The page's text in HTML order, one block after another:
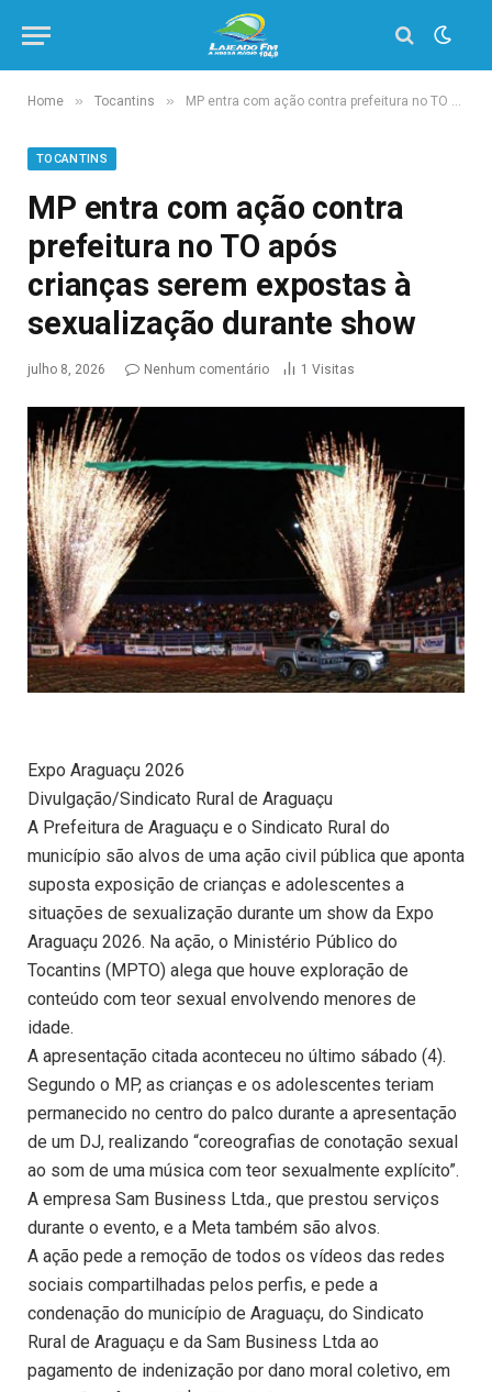
Home » Tocantins » MP entra com ação contra prefeitura no TO após crianças serem expostas à sexualização durante show
TOCANTINS
MP entra com ação contra
prefeitura no TO após
crianças serem expostas à
sexualização durante show
julho 8, 2026 Nenhum comentário 1 Visitas
Expo Araguaçu 2026
Divulgação/Sindicato Rural de Araguaçu
A Prefeitura de Araguaçu e o Sindicato Rural do
município são alvos de uma ação civil pública que aponta
suposta exposição de crianças e adolescentes a
situações de sexualização durante um show da Expo
Araguaçu 2026. Na ação, o Ministério Público do
Tocantins (MPTO) alega que houve exploração de
conteúdo com teor sexual envolvendo menores de
idade.
A apresentação citada aconteceu no último sábado (4).
Segundo o MP, as crianças e os adolescentes teriam
permanecido no centro do palco durante a apresentação
de um DJ, realizando “coreografias de conotação sexual
ao som de uma música com teor sexualmente explícito”.
A empresa Sam Business Ltda., que prestou serviços
durante o evento, e a Meta também são alvos.
A ação pede a remoção de todos os vídeos das redes
sociais compartilhadas pelos perfis, e pede a
condenação do município de Araguaçu, do Sindicato
Rural de Araguaçu e da Sam Business Ltda ao
pagamento de indenização por dano moral coletivo, em